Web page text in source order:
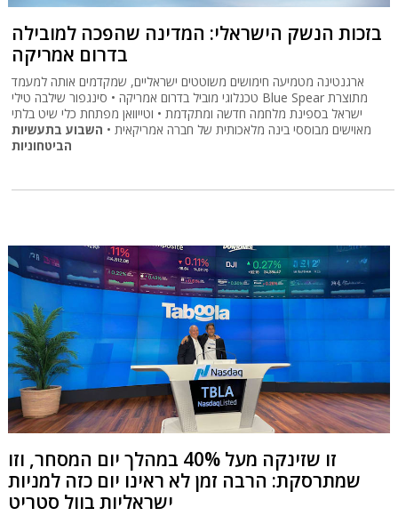
בזכות הנשק הישראלי: המדינה שהפכה למובילה
בדרום אמריקה
ארגנטינה מטמיעה חימושים משוטטים ישראליים, שמקדמים אותה למעמד
טכנלוגי מוביל בדרום אמריקה • סינגפור שילבה טילי Blue Spear מתוצרת
ישראל בספינת מלחמה חדשה ומתקדמת • וטייוואן מפתחת כלי שיט בלתי
מאוישים מבוססי בינה מלאכותית של חברה אמריקאית • השבוע בתעשיות
הביטחוניות
זו שזינקה מעל 40% במהלך יום המסחר, וזו
שמתרסקת: הרבה זמן לא ראינו יום כזה למניות
ישראליות בוול סטריט